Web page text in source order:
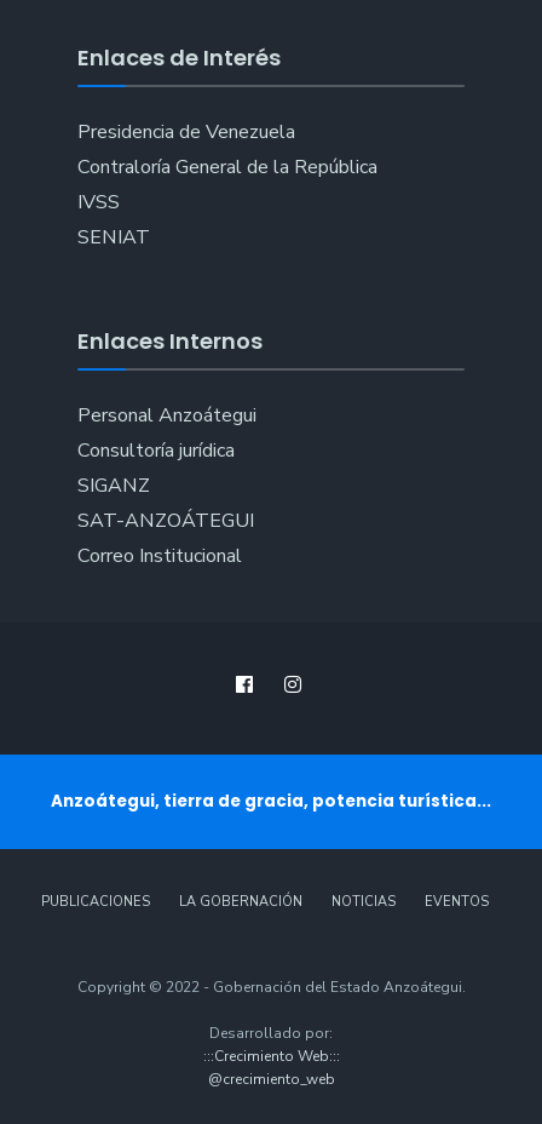
Enlaces de Interés
Presidencia de Venezuela
Contraloría General de la República
IVSS
SENIAT
Enlaces Internos
Personal Anzoátegui
Consultoría jurídica
SIGANZ
SAT-ANZOÁTEGUI
Correo Institucional
Anzoátegui, tierra de gracia, potencia turística...
PUBLICACIONES LA GOBERNACIÓN NOTICIAS EVENTOS
Copyright © 2022 - Gobernación del Estado Anzoátegui.
Desarrollado por:
:::Crecimiento Web:::
@crecimiento_web